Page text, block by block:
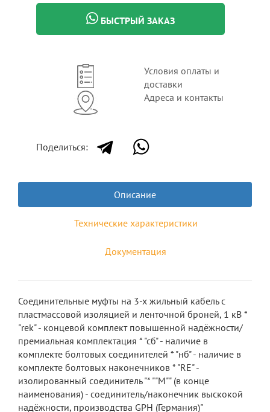
БЫСТРЫЙ ЗАКАЗ
Условия оплаты и
доставки
Адреса и контакты
Поделиться:
Описание
Технические характеристики
Документация
Соединительные муфты на 3-х жильный кабель с
пластмассовой изоляцией и ленточной броней, 1 кВ *
"rek" - концевой комплект повышенной надёжности/
премиальная комплектация * "сб" - наличие в
комплекте болтовых соединителей * "нб" - наличие в
комплекте болтовых наконечников * "RE" -
изолированный соединитель "* ""М"" (в конце
наименования) - соединитель/наконечник выскокой
надёжности, производства GPH (Германия)"